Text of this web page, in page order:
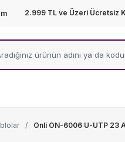
2.999 TL ve Üzeri Ücretsiz
Onli ON-6006 U-UTP 23